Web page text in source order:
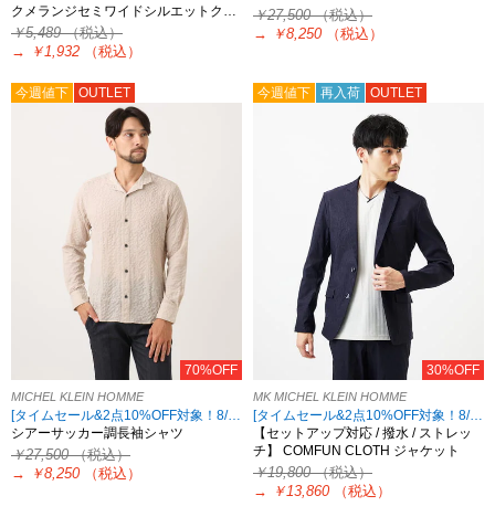
クメランジセミワイドシルエットク…
￥5,489（税込）
→
￥1,932 （税込）
￥27,500（税込）
→
￥8,250 （税込）
今週値下 OUTLET
70%OFF
MICHEL KLEIN HOMME
[タイムセール&2点10%OFF対象！8/17 8:59まで アウトレット限定]
シアーサッカー調長袖シャツ
￥27,500（税込）
→
￥8,250 （税込）
今週値下 再入荷 OUTLET
30%OFF
MK MICHEL KLEIN HOMME
[タイムセール&2点10%OFF対象！8/17 8:59まで アウトレット限定]
【セットアップ対応 / 撥水 / ストレッ
チ】 COMFUN CLOTH ジャケット
￥19,800（税込）
→
￥13,860 （税込）